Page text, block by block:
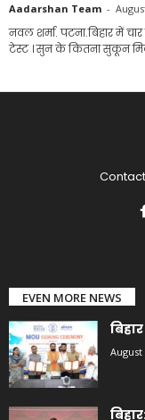
Aadarshan Team -
नवल शर्मा. पटना.बिहार में
टेस्ट । सुन के कितना सुकून
EVEN MORE NEWS
August